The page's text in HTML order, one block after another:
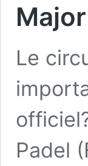
Major
Le
Padel